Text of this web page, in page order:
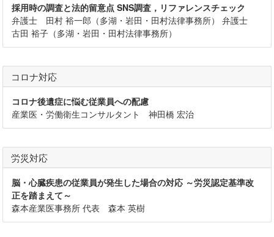
採用時の調査と法的留意点 SNS調査，リファレンスチェック
弁護士 田村 裕一郎（多湖・岩田・田村法律事務所） 弁護士
古田 裕子（多湖・岩田・田村法律事務所）
コロナ対応
コロナ後遺症に悩む従業員への配慮
産業医・労働衛生コンサルタント 神田橋 宏治
労災対応
脳・心臓疾患の従業員が発生した場合の対応 ～労災認定基準改
正を踏まえて～
森本産業医事務所 代表 森本 英樹